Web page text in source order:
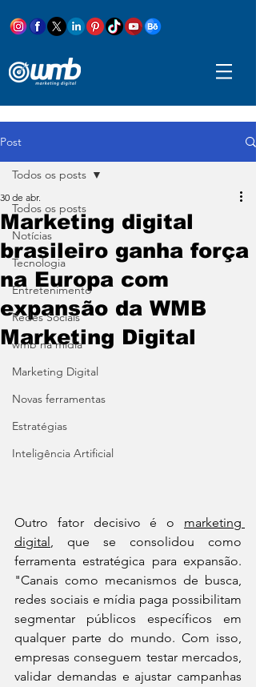
Post
Todos os posts
Notícias
Tecnologia
Entretenimento
Redes Sociais
wmb na mídia
Marketing Digital
Novas ferramentas
Estratégias
Inteligência Artificial
Todos os posts
Marketing digital
brasileiro ganha força
na Europa com
expansão da WMB
Marketing Digital
30 de abr.
Outro fator decisivo é o marketing
digital , que se consolidou como
ferramenta estratégica para expansão.
"Canais como mecanismos de busca,
redes sociais e mídia paga possibilitam
segmentar públicos específicos em
qualquer parte do mundo. Com isso,
empresas conseguem testar mercados,
validar demandas e ajustar campanhas